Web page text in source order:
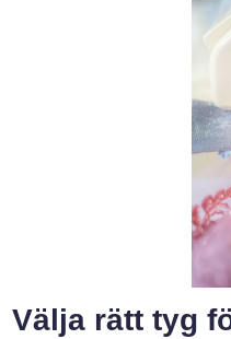
Välja rätt tyg